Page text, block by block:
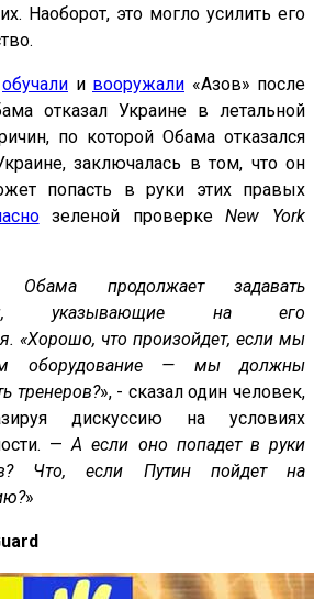
Наоборот, это могло усилить его
обучали и вооружали «Азов» после
отказал Украине в летальной
по которой Обама отказался
заключалась в том, что он
попасть в руки этих правых
зеленой проверкеNew York
Обама продолжает задавать
указывающие на его
«Хорошо, что произойдет, если мы
оборудование — мы должны
тренеров?», - сказал один человек,
дискуссию на условиях
—А если оно попадет в руки
Что, если Путин пойдет на
»